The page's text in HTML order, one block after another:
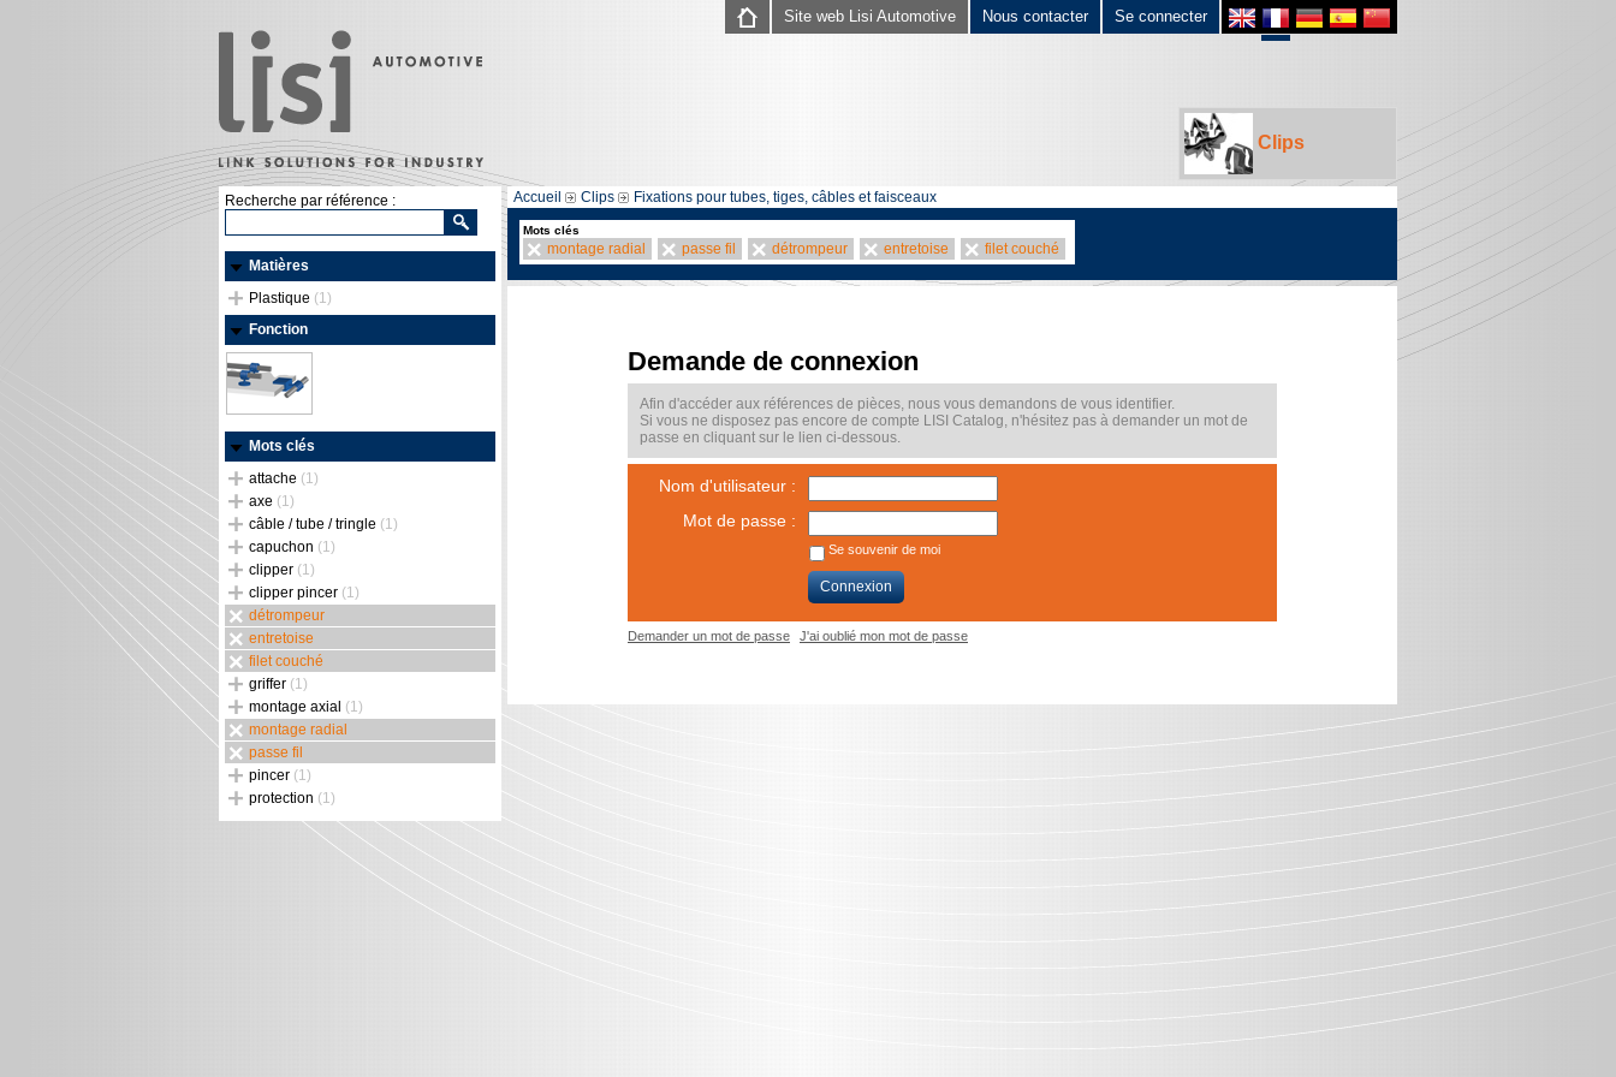
Se connecter
Nous contacter
Site web Lisi Automotive
Clips
Recherche par référence :
Matières
Plastique (1)
Fonction
Mots clés
attache (1)
axe (1)
câble / tube / tringle (1)
capuchon (1)
clipper (1)
clipper pincer (1)
détrompeur
entretoise
filet couché
griffer (1)
montage axial (1)
montage radial
passe fil
pincer (1)
protection (1)
Accueil Clips Fixations pour tubes, tiges, câbles et faisceaux
Mots clés
montage radial passe fil détrompeur entretoise filet couché
Demande de connexion
Afin d'accéder aux références de pièces, nous vous demandons de vous identifier.
Si vous ne disposez pas encore de compte LISI Catalog, n'hésitez pas à demander un mot de
passe en cliquant sur le lien ci-dessous.
Nom d'utilisateur :
Mot de passe :
Se souvenir de moi
Connexion
Demander un mot de passe J'ai oublié mon mot de passe